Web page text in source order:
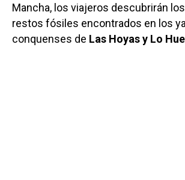
Mancha, los viajeros descubrirán
restos fósiles encontrados en los
conquenses de Las Hoyas y Lo